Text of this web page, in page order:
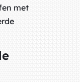
met